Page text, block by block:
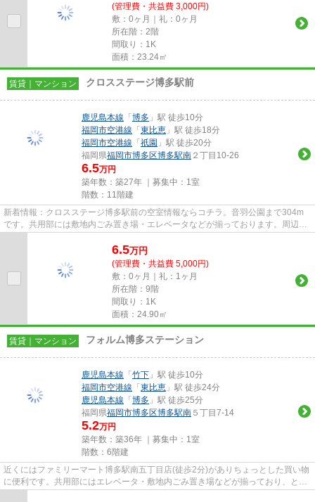
(管理費・共益費 3,000円)
敷：0ヶ月｜礼：0ヶ月
所在階：2階
間取り：1K
面積：23.24㎡
賃貸｜マンション クロスステージ博多駅前
鹿児島本線 「博多 」駅 徒歩10分
福岡市空港線 「東比恵 」駅 徒歩18分
福岡市空港線 「祇園 」駅 徒歩20分
福岡県福岡市博多区博多駅南 ２丁目10-26
6.5万円
築年数：築27年 ｜募集中： 1室
階数：11階建
新着情報：クロスステージ博多駅前の空室情報ならコチラ。音羽公園まで304m
です。共用部には敷地内ごみ置き場・エレベータなどが揃っております。周辺に
2駅あるので電車通勤しやすいで...
6.5万円
(管理費・共益費 5,000円)
敷：0ヶ月｜礼：1ヶ月
所在階：9階
間取り：1K
面積：24.90㎡
賃貸｜マンション フォルム博多ステーション
鹿児島本線 「竹下 」駅 徒歩10分
福岡市空港線 「東比恵 」駅 徒歩24分
鹿児島本線 「博多 」駅 徒歩25分
福岡県福岡市博多区博多駅南 ５丁目7-14
5.2万円
築年数：築36年 ｜募集中： 1室
階数：6階建
近くにはファミリーマート博多駅南五丁目店(徒歩2分)がありちょっとした買い物
に便利です。共用部にはエレベータ・敷地内ごみ置き場などが揃っており、とて
も充実しています。2駅利用...